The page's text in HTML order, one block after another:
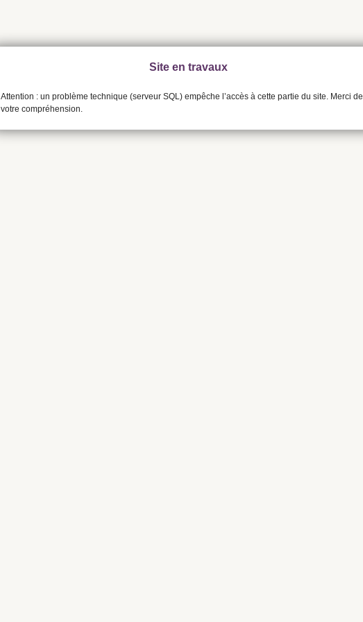
Site en travaux
Attention : un problème technique (serveur SQL) empêche l’accès à cette partie du site. Merci de
votre compréhension.